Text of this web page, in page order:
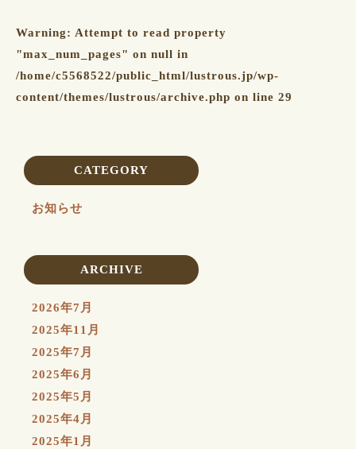
Warning: Attempt to read property
"max_num_pages" on null in
/home/c5568522/public_html/lustrous.jp/wp-
content/themes/lustrous/archive.php on line 29
CATEGORY
お知らせ
ARCHIVE
2026年7月
2025年11月
2025年7月
2025年6月
2025年5月
2025年4月
2025年1月